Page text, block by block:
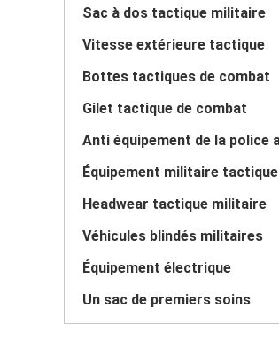
Sac à dos tactique militaire
Vitesse extérieure tactique
Bottes tactiques de combat
Gilet tactique de combat
Équipement militaire tactique
Headwear tactique militaire
Véhicules blindés militaires
Équipement électrique
Un sac de premiers soins